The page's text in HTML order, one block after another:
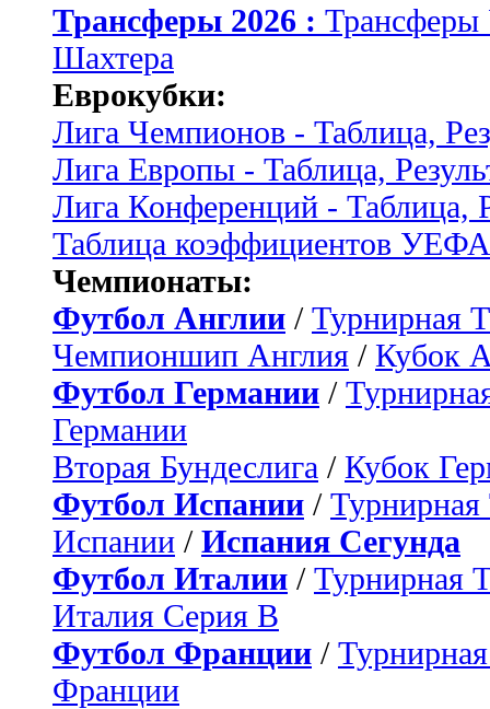
Трансферы 2026 :
Шахтера
Еврокубки:
Лига Чемпионов - Таблица,
Лига Европы - Таблица,
Лига Конференций - Таблица,
Таблица коэффициентов УЕФА
Чемпионаты:
Футбол Англии / Турнирная
Чемпионшип Англия / Кубок
Футбол Германии /
Германии
Вторая Бундеслига / Кубок
Футбол Испании / Турнирная
Испании / Испания Сегунда
Футбол Италии / Турнирная
Италия Серия B
Футбол Франции /
Франции